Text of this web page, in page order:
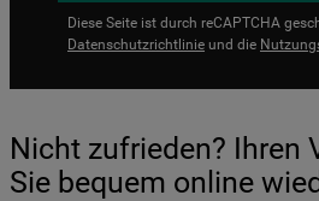
Diese Seite ist durch reCAPTCHA
Datenschutzrichtlinie und die
Nicht zufrieden? Ihren
Sie bequem online